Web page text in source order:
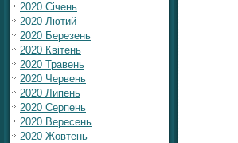
2020 Січень
2020 Лютий
2020 Березень
2020 Квітень
2020 Травень
2020 Червень
2020 Липень
2020 Серпень
2020 Вересень
2020 Жовтень